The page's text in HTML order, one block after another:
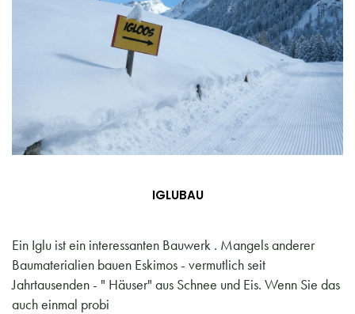
IGLUBAU
Ein Iglu ist ein interessanten Bauwerk . Mangels anderer
Baumaterialien bauen Eskimos - vermutlich seit
Jahrtausenden - " Häuser" aus Schnee und Eis. Wenn Sie das
auch einmal probi